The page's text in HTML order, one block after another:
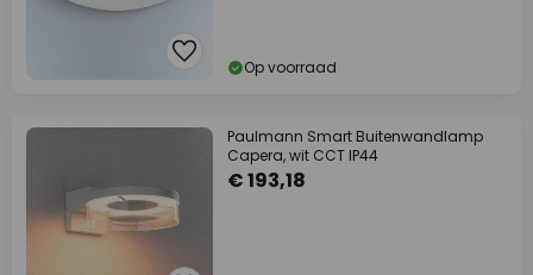
Op voorraad
Paulmann Smart Buitenwandlamp
Capera, wit CCT IP44
€ 193,18